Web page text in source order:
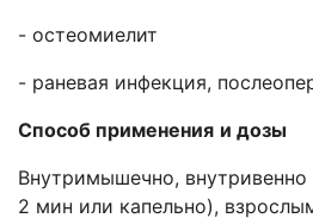
- остеомиелит
- раневая инфекция,
Способ применения и дозы
Внутримышечно, внутривенно
2 мин или капельно),